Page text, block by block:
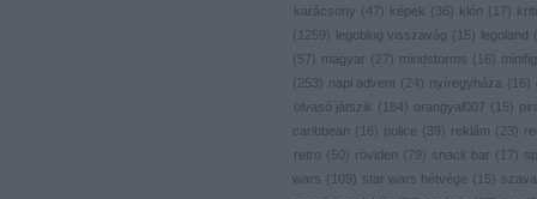
karácsony ( 47) képek ( 36 ) klón ( 17)
(
1259) legoblog visszavág ( 15) legoland (
( 57) magyar ( 27) mindstorms ( 16 ) minifig
( 253) napi advent ( 24) nyíregyháza ( 16 )
olvasó játszik ( 184) orangyal007 ( 15)
caribbean ( 16 ) police ( 39) reklám ( 23)
retro ( 50) röviden ( 79) snack bar ( 17)
wars ( 109) star wars hétvége ( 15)